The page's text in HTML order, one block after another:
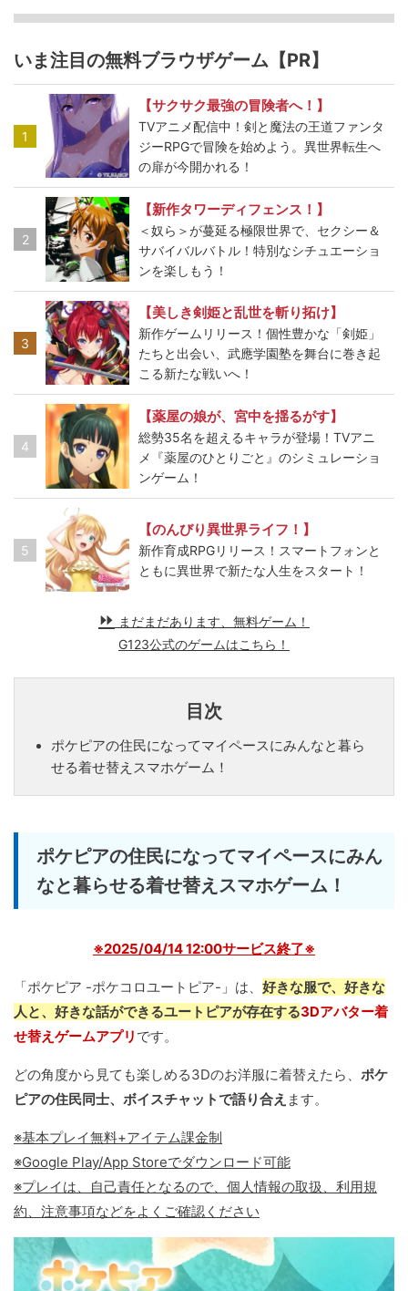
いま注目の無料ブラウザゲーム【PR】
1
【サクサク最強の冒険者へ！】
TVアニメ配信中！剣と魔法の王道ファンタ
ジーRPGで冒険を始めよう。異世界転生へ
の扉が今開かれる！
2
【新作タワーディフェンス！】
＜奴ら＞が蔓延る極限世界で、セクシー＆
サバイバルバトル！特別なシチュエーショ
ンを楽しもう！
3
【美しき剣姫と乱世を斬り拓け】
新作ゲームリリース！個性豊かな「剣姫」
たちと出会い、武應学園塾を舞台に巻き起
こる新たな戦いへ！
4
【薬屋の娘が、宮中を揺るがす】
総勢35名を超えるキャラが登場！TVアニ
メ『薬屋のひとりごと』のシミュレーショ
ンゲーム！
5
【のんびり異世界ライフ！】
新作育成RPGリリース！スマートフォンと
ともに異世界で新たな人生をスタート！
まだまだあります、無料ゲーム！
G123公式のゲームはこちら！
目次
ポケピアの住民になってマイペースにみんなと暮ら
せる着せ替えスマホゲーム！
ポケピアの住民になってマイペースにみん
なと暮らせる着せ替えスマホゲーム！
※2025/04/14 12:00サービス終了※
「ポケピア -ポケコロユートピア-」は、 好きな服で、好きな
人と、好きな話ができるユートピアが存在する3Dアバター着
せ替えゲームアプリ です。
どの角度から見ても楽しめる3Dのお洋服に着替えたら、 ポケ
ピアの住民同士、ボイスチャットで語り合え ます。
※基本プレイ無料+アイテム課金制
※Google Play/App Storeでダウンロード可能
※プレイは、自己責任となるので、個人情報の取扱、利用規
約、注意事項などをよくご確認ください